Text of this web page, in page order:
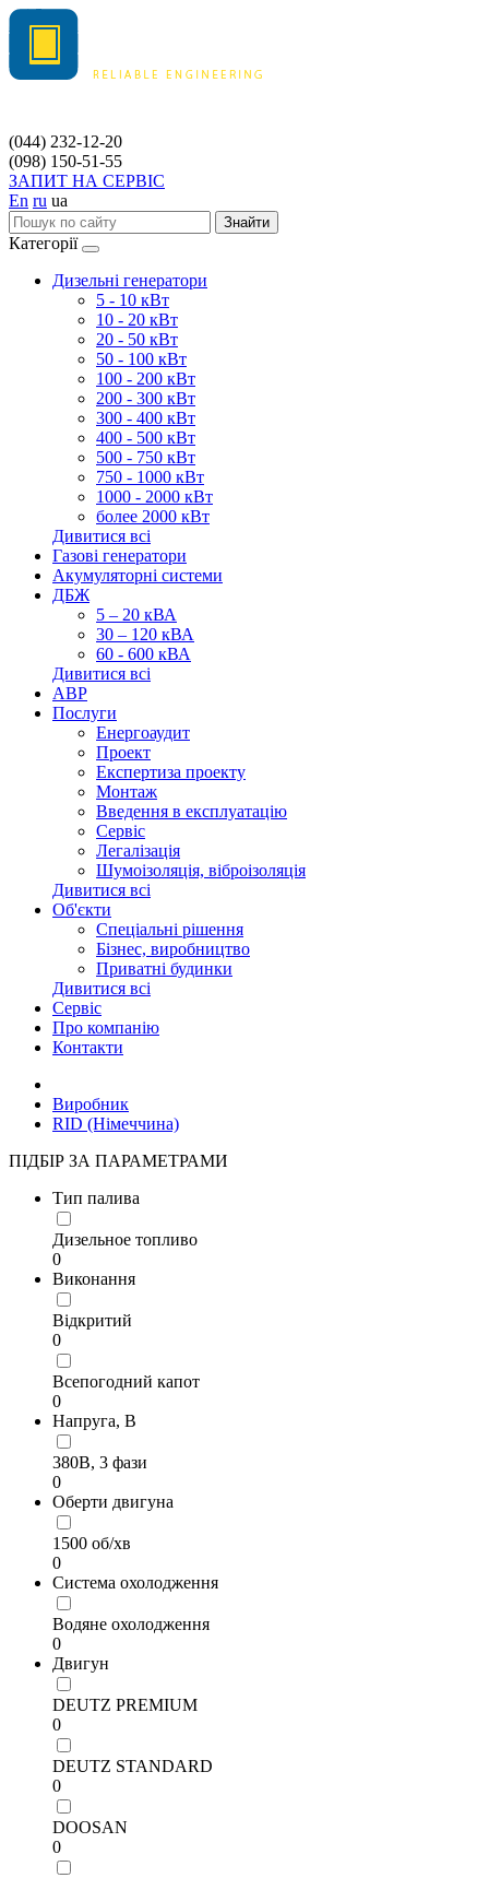
(044) 232-12-20
(098) 150-51-55
ЗАПИТ НА СЕРВІС
En ru ua
Знайти
Категорії
Дизельні генератори
5 - 10 кВт
10 - 20 кВт
20 - 50 кВт
50 - 100 кВт
100 - 200 кВт
200 - 300 кВт
300 - 400 кВт
400 - 500 кВт
500 - 750 кВт
750 - 1000 кВт
1000 - 2000 кВт
более 2000 кВт
Дивитися всі
Газові генератори
Акумуляторні системи
ДБЖ
5 – 20 кВА
30 – 120 кВА
60 - 600 кВА
Дивитися всі
АВР
Послуги
Енергоаудит
Проект
Експертиза проекту
Монтаж
Введення в експлуатацію
Сервіс
Легалізація
Шумоізоляція, віброізоляція
Дивитися всі
Об'єкти
Спеціальні рішення
Бізнес, виробництво
Приватні будинки
Дивитися всі
Сервіс
Про компанію
Контакти
Виробник
RID (Німеччина)
ПІДБІР ЗА ПАРАМЕТРАМИ
Тип палива
Дизельное топливо
0
Виконання
Відкритий
0
Всепогодний капот
0
Напруга, В
380В, 3 фази
0
Оберти двигуна
1500 об/хв
0
Система охолодження
Водяне охолодження
0
Двигун
DEUTZ PREMIUM
0
DEUTZ STANDARD
0
DOOSAN
0